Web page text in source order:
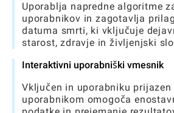
Uporablja napredne algoritme
uporabnikov in zagotavlja
datuma smrti, ki vključuje
starost, zdravje in življenjski
Interaktivni uporabniški vmesnik
Vključen in uporabniku prijazen
uporabnikom omogoča